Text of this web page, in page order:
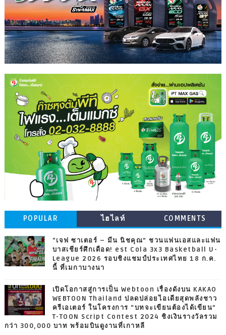
POPULAR ไฮไลท์ COMMENTS
“เจฟ ซาเตอร์ – มีน นิชคุณ” ชวนแฟนเอสและแฟน
บาสเชียร์ศึกเดือด! est Cola 3x3 Basketball U-
League 2026 รอบชิงแชมป์ประเทศไทย 18 ก.ค.
นี้ ที่เมกาบางนา
เปิดโอกาสสู่การเป็น Webtoon เรื่องดังบน KAKAO
WEBTOON Thailand ปลดปล่อยไอเดียสุดพลังชาว
ครีเอเตอร์ ในโครงการ “บทจะเขียนต้องได้เขียน”
T-TOON Script Contest 2024 ชิงเงินรางวัลรวม
กว่า 300,000 บาท พร้อมบินดูงานที่เกาหลี